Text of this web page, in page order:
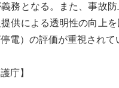
務となる。また、事故
供による透明性の向上
電）の評価が重視されて
庁】